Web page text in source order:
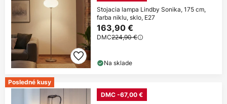
Stojacia lampa Lindby Sonika, 175 cm,
farba niklu, sklo, E27
163,90 €
DMC224,90 €
Na sklade
Posledné kusy
DMC -67,00 €